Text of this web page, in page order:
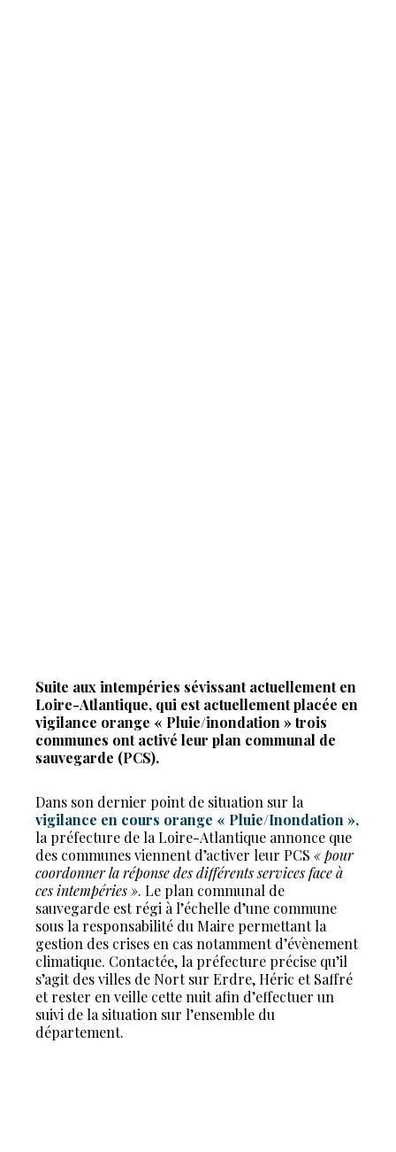
Suite aux intempéries sévissant actuellement en
Loire-Atlantique, qui est actuellement placée en
vigilance orange « Pluie/inondation » trois
communes ont activé leur plan communal de
sauvegarde (PCS).
Dans son dernier point de situation sur la
vigilance en cours orange « Pluie/Inondation »,
la préfecture de la Loire-Atlantique annonce que
des communes viennent d’activer leur PCS « pour
coordonner la réponse des différents services face à
ces intempéries ». Le plan communal de
sauvegarde est régi à l’échelle d’une commune
sous la responsabilité du Maire permettant la
gestion des crises en cas notamment d’évènement
climatique. Contactée, la préfecture précise qu’il
s’agit des villes de Nort sur Erdre, Héric et Saffré
et rester en veille cette nuit afin d’effectuer un
suivi de la situation sur l’ensemble du
département.